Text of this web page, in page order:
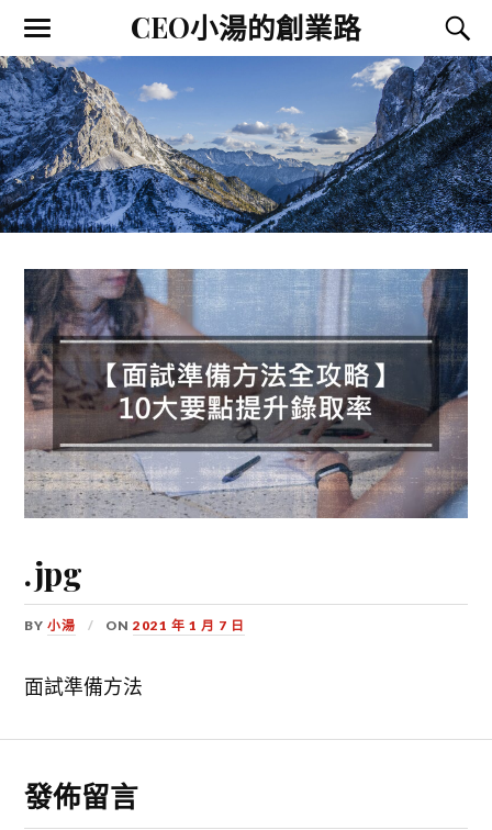
CEO小湯的創業路
.jpg
BY小湯 ON2021 年 1 月 7 日
面試準備方法
發佈留言